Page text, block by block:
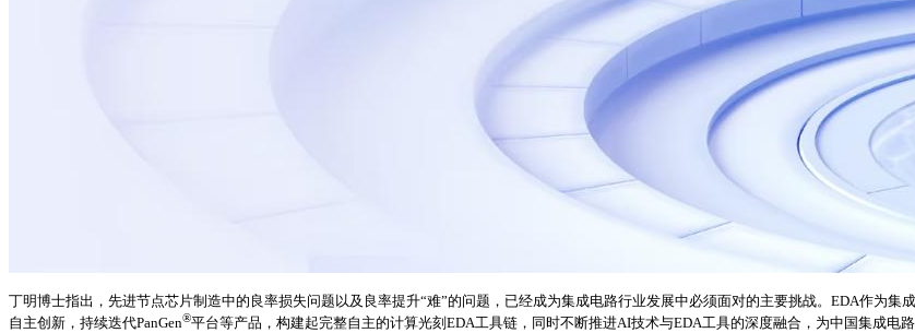
丁明博士指出，先进节点芯片制造中的良率损失问题以及良率提升“难”的问题，已经成为集成电路行业发展中必须面对的主要挑战。EDA作为
自主创新，持续迭代PanGen®平台等产品，构建起完整自主的计算光刻EDA工具链，同时不断推进AI技术与EDA工具的深度融合，为中国集成电